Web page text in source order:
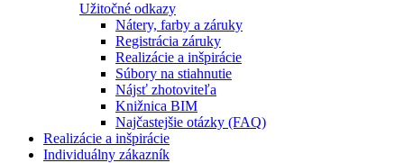
Užitočné odkazy
Nátery, farby a záruky
Registrácia záruky
Realizácie a inšpirácie
Súbory na stiahnutie
Nájsť zhotoviteľa
Knižnica BIM
Najčastejšie otázky (FAQ)
Realizácie a inšpirácie
Individuálny zákazník